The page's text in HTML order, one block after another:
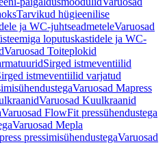
Tarvikud hügieenilise
ja WC-juhtseadmeteleVaruosad
loputuskastidele ja WC-
Varuosad Toiteplokid
Sirged istmeventiilid
istmeventiilid varjatud
Varuosad Mapress
Varuosad Kuulkraanid
Varuosad FlowFit pressühendustega
Varuosad Mepla
pressimisühendustegaVaruosad